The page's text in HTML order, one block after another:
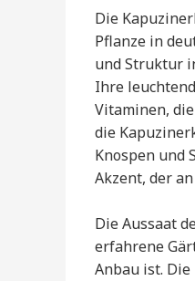
Die
Pflanze in
und Struktur
Ihre
Vitaminen,
die
Knospen und
Akzent, der
Die Aussaat
erfahrene
Anbau ist.